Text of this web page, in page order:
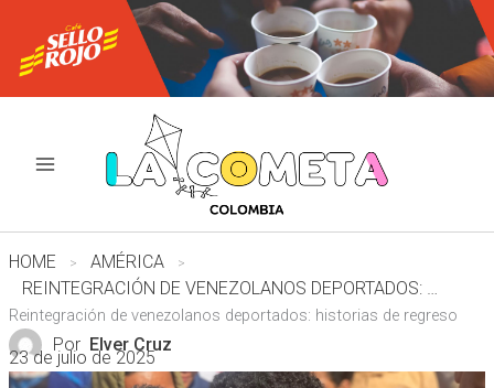
contenido
HOME
AMÉRICA
REINTEGRACIÓN DE VENEZOLANOS DEPORTADOS: HISTORIAS DE REGRESO
Reintegración de venezolanos deportados: historias de regreso
Por Elver Cruz
23 de julio de 2025